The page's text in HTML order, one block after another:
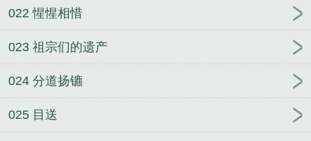
022 惺惺相惜
023 祖宗们的遗产
024 分道扬镳
025 目送